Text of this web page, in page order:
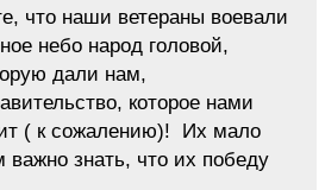
что наши ветераны воевали
небо народ головой,
дали нам,
которое нами
( к сожалению)! Их мало
важно знать, что их победу